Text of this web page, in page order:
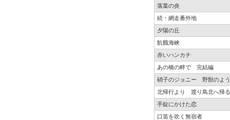
落葉の炎
続・網走番外地
夕陽の丘
飢餓海峡
赤いハンカチ
あの橋の畔で 完結編
硝子のジョニー 野獣のよ
北帰行より 渡り鳥北へ帰る
手錠にかけた恋
口笛を吹く無宿者